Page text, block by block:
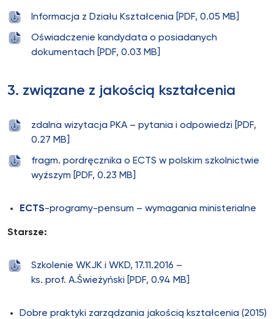
Informacja z Działu Kształcenia [PDF, 0.05 MB]
Oświadczenie kandydata o posiadanych
dokumentach [PDF, 0.03 MB]
3. związane z jakością kształcenia
zdalna wizytacja PKA – pytania i odpowiedzi [PDF,
0.27 MB]
fragm. pordręcznika o ECTS w polskim szkolnictwie
wyższym [PDF, 0.23 MB]
ECTS-programy-pensum – wymagania ministerialne
Starsze:
Szkolenie WKJK i WKD, 17.11.2016 –
ks. prof. A.Świeżyński [PDF, 0.94 MB]
Dobre praktyki zarządzania jakością kształcenia (2015)